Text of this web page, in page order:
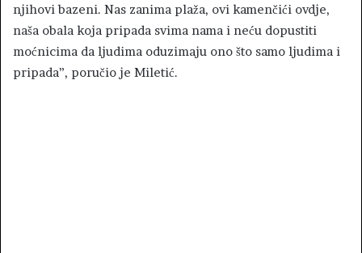
njihovi bazeni. Nas zanima plaža, ovi kamenčići ovdje,
naša obala koja pripada svima nama i neću dopustiti
moćnicima da ljudima oduzimaju ono što samo ljudima i
pripada”, poručio je Miletić.